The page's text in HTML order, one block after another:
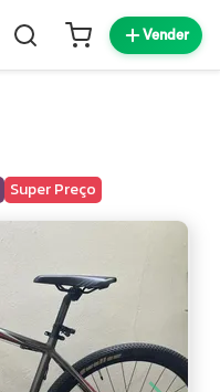
Vender
Super Preço